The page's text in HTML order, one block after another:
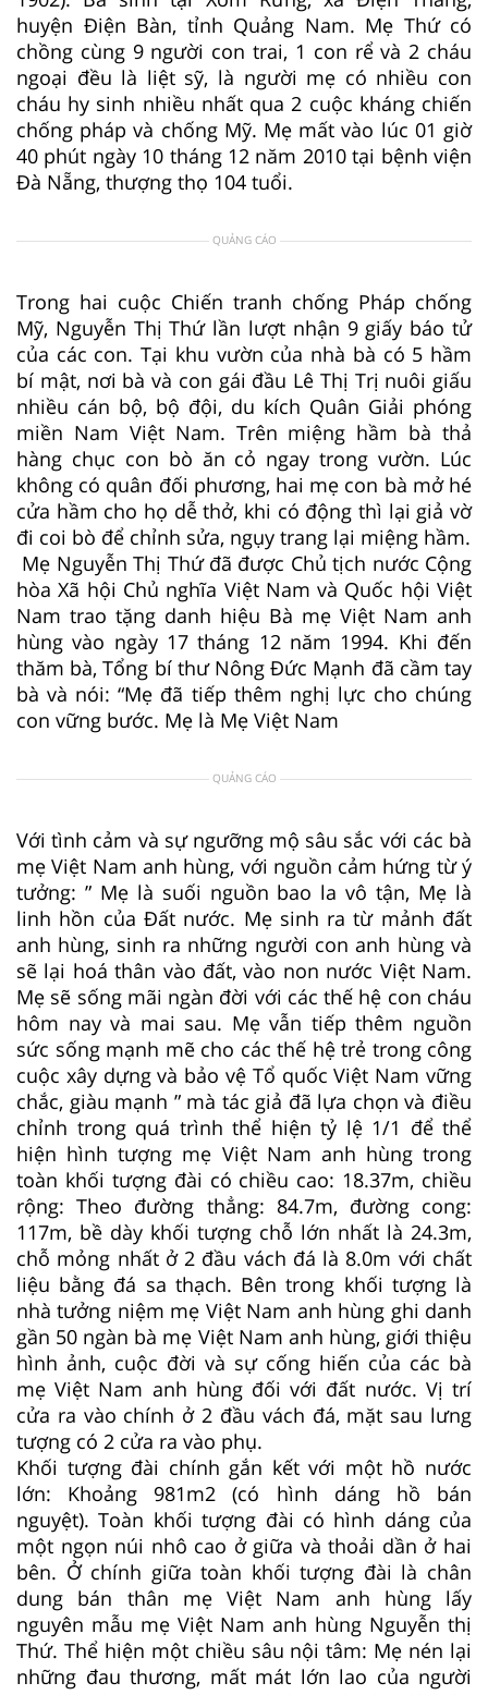
huyện Điện Bàn, tỉnh Quảng Nam. Mẹ Thứ có
chồng cùng 9 người con trai, 1 con rể và 2 cháu
ngoại đều là liệt sỹ, là người mẹ có nhiều con
cháu hy sinh nhiều nhất qua 2 cuộc kháng chiến
chống pháp và chống Mỹ. Mẹ mất vào lúc 01 giờ
40 phút ngày 10 tháng 12 năm 2010 tại bệnh viện
Đà Nẵng, thượng thọ 104 tuổi.
QUẢNG CÁO
Trong hai cuộc Chiến tranh chống Pháp chống
Mỹ, Nguyễn Thị Thứ lần lượt nhận 9 giấy báo tử
của các con. Tại khu vườn của nhà bà có 5 hầm
bí mật, nơi bà và con gái đầu Lê Thị Trị nuôi giấu
nhiều cán bộ, bộ đội, du kích Quân Giải phóng
miền Nam Việt Nam. Trên miệng hầm bà thả
hàng chục con bò ăn cỏ ngay trong vườn. Lúc
không có quân đối phương, hai mẹ con bà mở hé
cửa hầm cho họ dễ thở, khi có động thì lại giả vờ
đi coi bò để chỉnh sửa, ngụy trang lại miệng hầm.
Mẹ Nguyễn Thị Thứ đã được Chủ tịch nước Cộng
hòa Xã hội Chủ nghĩa Việt Nam và Quốc hội Việt
Nam trao tặng danh hiệu Bà mẹ Việt Nam anh
hùng vào ngày 17 tháng 12 năm 1994. Khi đến
thăm bà, Tổng bí thư Nông Đức Mạnh đã cầm tay
bà và nói: “Mẹ đã tiếp thêm nghị lực cho chúng
con vững bước. Mẹ là Mẹ Việt Nam
QUẢNG CÁO
Với tình cảm và sự ngưỡng mộ sâu sắc với các bà
mẹ Việt Nam anh hùng, với nguồn cảm hứng từ ý
tưởng: ” Mẹ là suối nguồn bao la vô tận, Mẹ là
linh hồn của Đất nước. Mẹ sinh ra từ mảnh đất
anh hùng, sinh ra những người con anh hùng và
sẽ lại hoá thân vào đất, vào non nước Việt Nam.
Mẹ sẽ sống mãi ngàn đời với các thế hệ con cháu
hôm nay và mai sau. Mẹ vẫn tiếp thêm nguồn
sức sống mạnh mẽ cho các thế hệ trẻ trong công
cuộc xây dựng và bảo vệ Tổ quốc Việt Nam vững
chắc, giàu mạnh ” mà tác giả đã lựa chọn và điều
chỉnh trong quá trình thể hiện tỷ lệ 1/1 để thể
hiện hình tượng mẹ Việt Nam anh hùng trong
toàn khối tượng đài có chiều cao: 18.37m, chiều
rộng: Theo đường thẳng: 84.7m, đường cong:
117m, bề dày khối tượng chỗ lớn nhất là 24.3m,
chỗ mỏng nhất ở 2 đầu vách đá là 8.0m với chất
liệu bằng đá sa thạch. Bên trong khối tượng là
nhà tưởng niệm mẹ Việt Nam anh hùng ghi danh
gần 50 ngàn bà mẹ Việt Nam anh hùng, giới thiệu
hình ảnh, cuộc đời và sự cống hiến của các bà
mẹ Việt Nam anh hùng đối với đất nước. Vị trí
cửa ra vào chính ở 2 đầu vách đá, mặt sau lưng
tượng có 2 cửa ra vào phụ.
Khối tượng đài chính gắn kết với một hồ nước
lớn: Khoảng 981m2 (có hình dáng hồ bán
nguyệt). Toàn khối tượng đài có hình dáng của
một ngọn núi nhô cao ở giữa và thoải dần ở hai
bên. Ở chính giữa toàn khối tượng đài là chân
dung bán thân mẹ Việt Nam anh hùng lấy
nguyên mẫu mẹ Việt Nam anh hùng Nguyễn thị
Thứ. Thể hiện một chiều sâu nội tâm: Mẹ nén lại
những đau thương, mất mát lớn lao của người